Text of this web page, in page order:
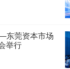
东莞资本市场
举行